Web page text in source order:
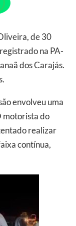
de 30
na PA-
dos Carajás.
envolveu uma
motorista do
realizar
contínua,